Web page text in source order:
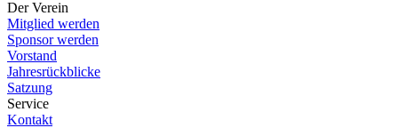
Der Verein
Mitglied werden
Sponsor werden
Vorstand
Jahresrückblicke
Satzung
Service
Kontakt